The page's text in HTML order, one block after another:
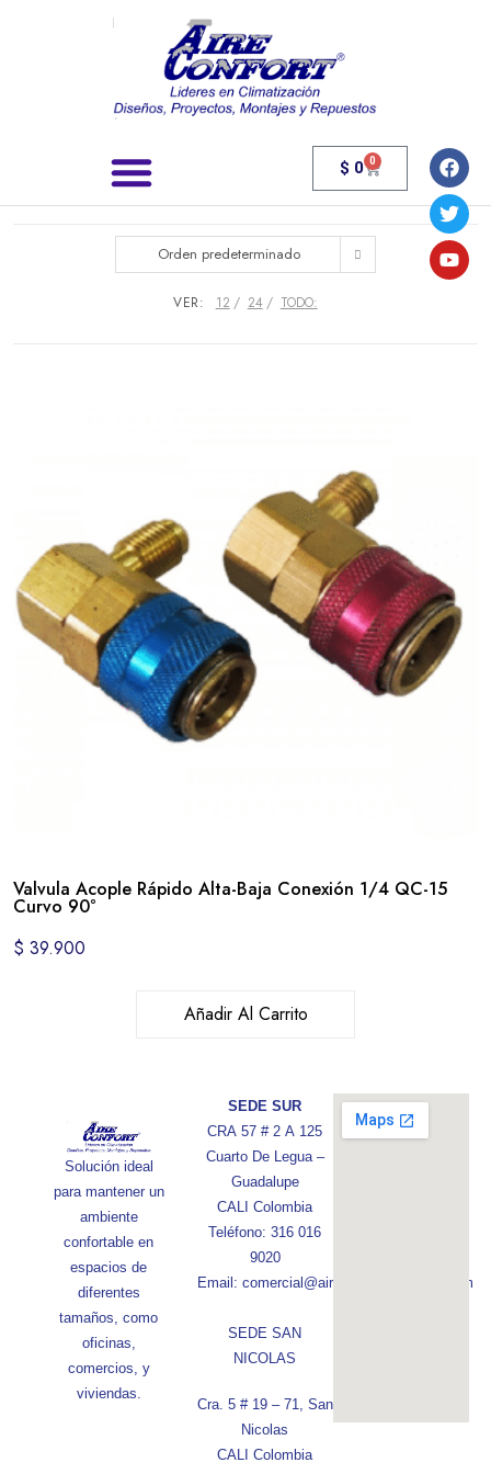
$ 0 0
Orden predeterminado
VER: 12 24 TODO:
Valvula Acople Rápido Alta-Baja Conexión 1/4 QC-15
Curvo 90°
$ 39.900
Añadir Al Carrito
Solución ideal
para mantener un
ambiente
confortable en
espacios de
diferentes
tamaños, como
oficinas,
comercios, y
viviendas.
SEDE SUR
CRA 57 # 2 A 125
Cuarto De Legua –
Guadalupe
CALI Colombia
Teléfono: 316 016
9020
Email: comercial@aireconfortcolombia.com
SEDE SAN
NICOLAS
Cra. 5 # 19 – 71, San
Nicolas
CALI Colombia